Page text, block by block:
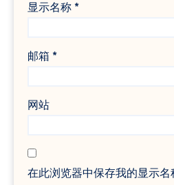
显示名称 *
邮箱 *
网站
在此浏览器中保存我的显示